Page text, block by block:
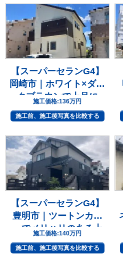
【スーパーセランG4】
岡崎市｜ホワイト×ダー
クブラウンで上品に
施工価格:136万円
施工前、施工後写真を比較する
【スーパーセランG4】
豊明市｜ツートンカラ
ーでメリハリのある上
質な住まいへ
施工価格:140万円
施工前、施工後写真を比較する